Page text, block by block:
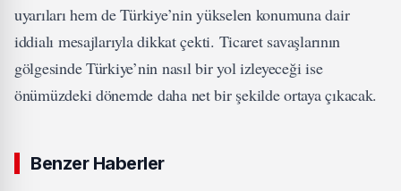
uyarıları hem de Türkiye’nin yükselen konumuna dair
iddialı mesajlarıyla dikkat çekti. Ticaret savaşlarının
gölgesinde Türkiye’nin nasıl bir yol izleyeceği ise
önümüzdeki dönemde daha net bir şekilde ortaya çıkacak.
Benzer Haberler